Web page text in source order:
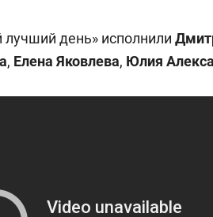
день» исполнили
, Елена Яковлева, Юлия